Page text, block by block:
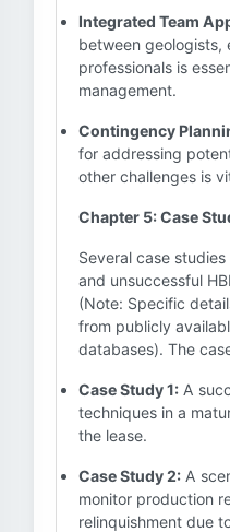
Integrated Team
between geologists,
professionals is
management.
Contingency
for addressing
other challenges is
Chapter 5: Case
Several case
and unsuccessful
(Note: Specific
from publicly
databases). The
Case Study 1: A
techniques in a
the lease.
Case Study 2: A
monitor production
relinquishment due